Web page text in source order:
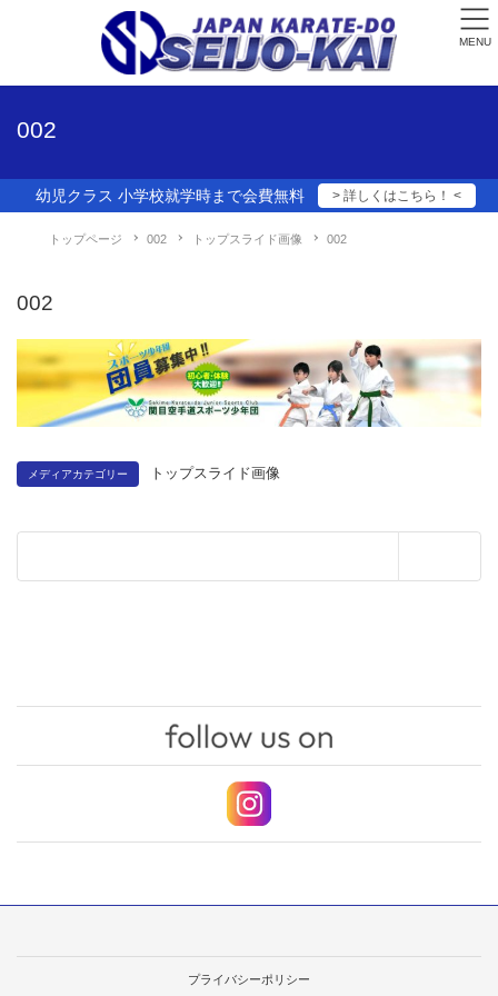
002
幼児クラス 小学校就学時まで会費無料 > 詳しくはこちら！ <
トップページ 002 トップスライド画像 002
002
メディアカテゴリー トップスライド画像
プライバシーポリシー
MENU